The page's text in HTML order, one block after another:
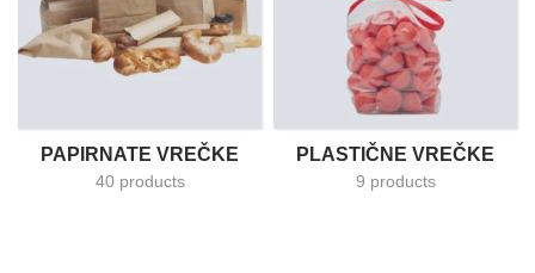
PAPIRNATE VREČKE
40 products
PLASTIČNE VREČKE
9 products